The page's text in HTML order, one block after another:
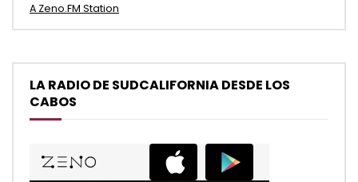
A Zeno.FM Station
LA RADIO DE SUDCALIFORNIA DESDE LOS
CABOS